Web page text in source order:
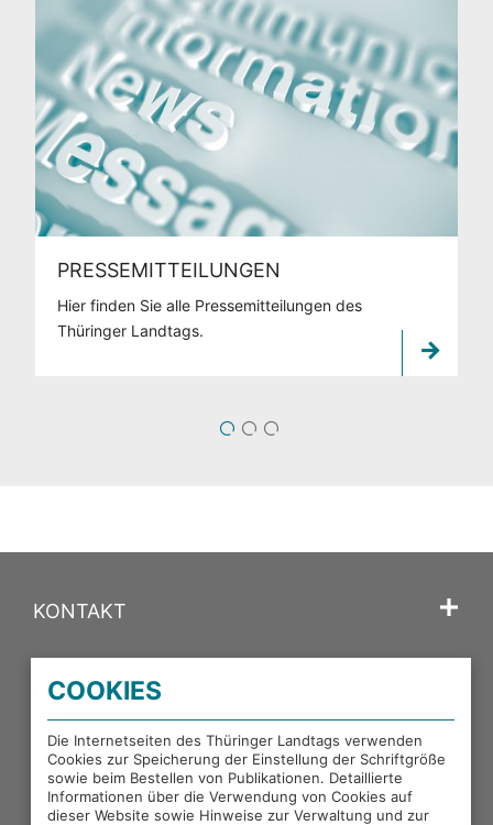
PRESSEMITTEILUNGEN
Hier finden Sie alle Pressemitteilungen des
Thüringer Landtags.
1 2
KONTAKT
PORTALE DES THÜRINGER LANDTAGS
EXTERNE LINKS
COOKIES
Die Internetseiten des Thüringer Landtags verwenden
Cookies zur Speicherung der Einstellung der Schriftgröße
sowie beim Bestellen von Publikationen. Detaillierte
Informationen über die Verwendung von Cookies auf
dieser Website sowie Hinweise zur Verwaltung und zur